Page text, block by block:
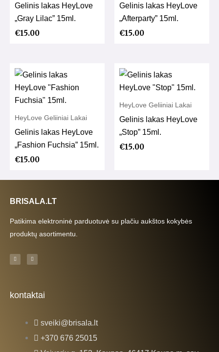
Gelinis lakas HeyLove
„Gray Lilac” 15ml.
€15.00
Gelinis lakas HeyLove
„Afterparty” 15ml.
€15.00
HeyLove Geliiniai Lakai
Gelinis lakas HeyLove
„Fashion Fuchsia” 15ml.
€15.00
HeyLove Geliiniai Lakai
Gelinis lakas HeyLove
„Stop” 15ml.
€15.00
BRISALA.LT
Patikima elektroninė parduotuvė su plačiu aukštos kokybės
produktų asortimentu.
F
a
c
-
f
I
n
s
m
kontaktai
sveiki@brisala.lt
+370 676 25015